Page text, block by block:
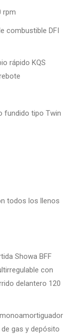
rpm
combustible DFI
rápido KQS
fundido tipo Twin
todos los llenos
Showa BFF
con
delantero 120
gas y depósito